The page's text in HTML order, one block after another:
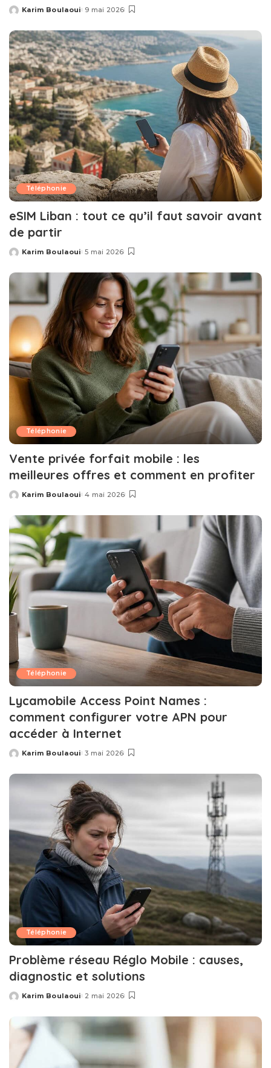
Posted
Karim Boulaoui 9 mai 2026
Téléphonie
eSIM Liban : tout ce qu’il faut savoir avant
de partir
Posted
Karim Boulaoui 5 mai 2026
Téléphonie
Vente privée forfait mobile : les
meilleures offres et comment en profiter
Posted
Karim Boulaoui 4 mai 2026
Téléphonie
Lycamobile Access Point Names :
comment configurer votre APN pour
accéder à Internet
Posted
Karim Boulaoui 3 mai 2026
Téléphonie
Problème réseau Réglo Mobile : causes,
diagnostic et solutions
Posted
Karim Boulaoui 2 mai 2026